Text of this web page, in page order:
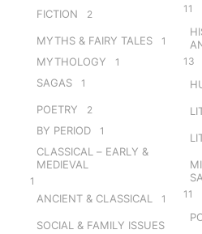
FICTION 2
MYTHS & FAIRY TALES 1
MYTHOLOGY 1
SAGAS 1
POETRY 2
BY PERIOD 1
CLASSICAL – EARLY &
MEDIEVAL
1
ANCIENT & CLASSICAL 1
SOCIAL & FAMILY ISSUES
11
13
11